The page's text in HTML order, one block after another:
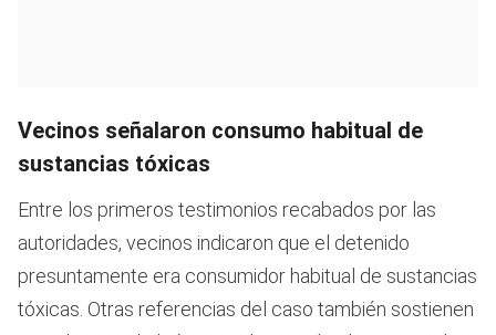
Vecinos señalaron consumo habitual de
sustancias tóxicas
Entre los primeros testimonios recabados por las
autoridades, vecinos indicaron que el detenido
presuntamente era consumidor habitual de sustancias
tóxicas. Otras referencias del caso también sostienen